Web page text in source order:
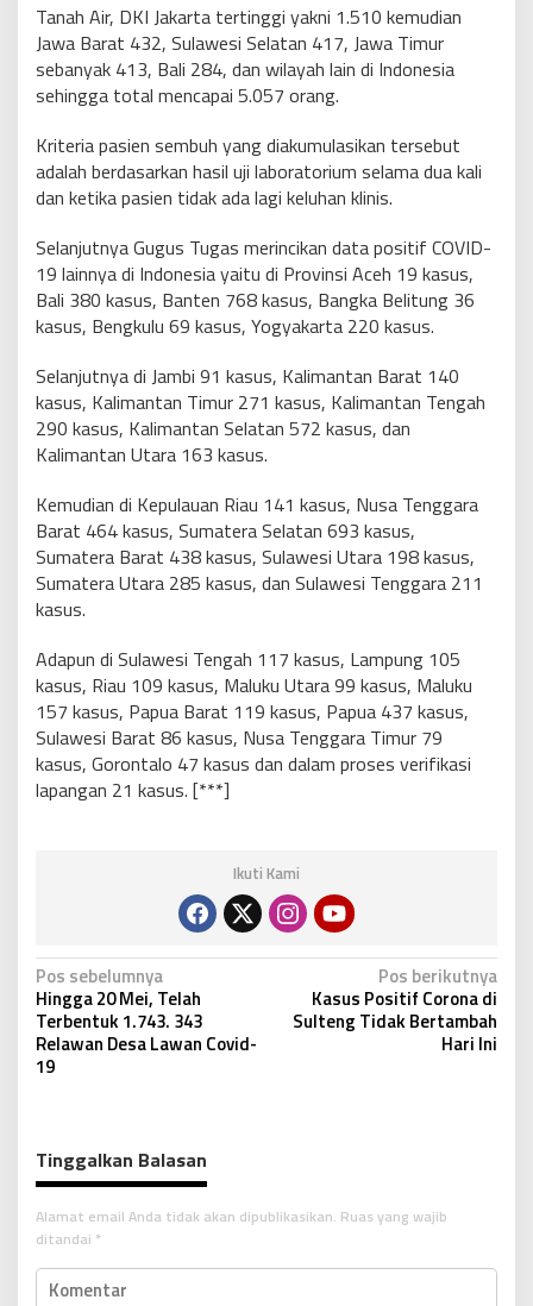
Tanah Air, DKI Jakarta tertinggi yakni 1.510 kemudian
Jawa Barat 432, Sulawesi Selatan 417, Jawa Timur
sebanyak 413, Bali 284, dan wilayah lain di Indonesia
sehingga total mencapai 5.057 orang.
Kriteria pasien sembuh yang diakumulasikan tersebut
adalah berdasarkan hasil uji laboratorium selama dua kali
dan ketika pasien tidak ada lagi keluhan klinis.
Selanjutnya Gugus Tugas merincikan data positif COVID-
19 lainnya di Indonesia yaitu di Provinsi Aceh 19 kasus,
Bali 380 kasus, Banten 768 kasus, Bangka Belitung 36
kasus, Bengkulu 69 kasus, Yogyakarta 220 kasus.
Selanjutnya di Jambi 91 kasus, Kalimantan Barat 140
kasus, Kalimantan Timur 271 kasus, Kalimantan Tengah
290 kasus, Kalimantan Selatan 572 kasus, dan
Kalimantan Utara 163 kasus.
Kemudian di Kepulauan Riau 141 kasus, Nusa Tenggara
Barat 464 kasus, Sumatera Selatan 693 kasus,
Sumatera Barat 438 kasus, Sulawesi Utara 198 kasus,
Sumatera Utara 285 kasus, dan Sulawesi Tenggara 211
kasus.
Adapun di Sulawesi Tengah 117 kasus, Lampung 105
kasus, Riau 109 kasus, Maluku Utara 99 kasus, Maluku
157 kasus, Papua Barat 119 kasus, Papua 437 kasus,
Sulawesi Barat 86 kasus, Nusa Tenggara Timur 79
kasus, Gorontalo 47 kasus dan dalam proses verifikasi
lapangan 21 kasus. [***]
Ikuti Kami
N
a
v
i
a
s
i
p
o
Pos sebelumnya
Hingga 20 Mei, Telah
Terbentuk 1.743. 343
Relawan Desa Lawan Covid-
19
Pos berikutnya
Kasus Positif Corona di
Sulteng Tidak Bertambah
Hari Ini
Tinggalkan Balasan
Alamat email Anda tidak akan dipublikasikan. Ruas yang wajib
ditandai *